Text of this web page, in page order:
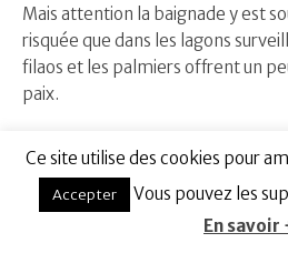
Mais attention la baignade y est
risquée que dans les lagons
filaos et les palmiers offrent un
paix.
Ce site utilise des cookies pour
Accepter
Vous pouvez les
En savoir